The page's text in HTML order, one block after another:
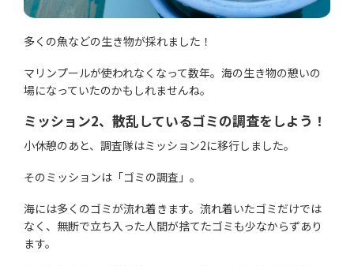
多くの魚などの生き物が採れました！
マリンプールが使われなくなって数年。海の生き物の憩いの
場になっていたのかもしれませんね。
ミッション2、散乱しているゴミの調査をしよう！
小休憩のあと、調査隊はミッション2に移行しました。
そのミッションは「ゴミの調査」。
海には多くのゴミが流れ着きます。流れ着いたゴミだけでは
なく、無断で立ち入った人間が捨てたゴミも少なからずあり
ます。